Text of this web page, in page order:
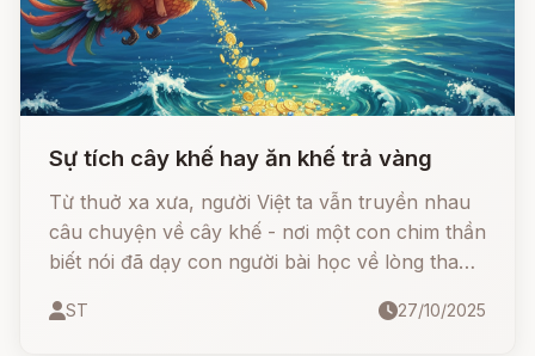
Sự tích cây khế hay ăn khế trả vàng
Từ thuở xa xưa, người Việt ta vẫn truyền nhau
câu chuyện về cây khế - nơi một con chim thần
biết nói đã dạy con người bài học về lòng tham
câu chuyện cổ tích quen thuộc: Sự tích cây
ST 27/10/2025